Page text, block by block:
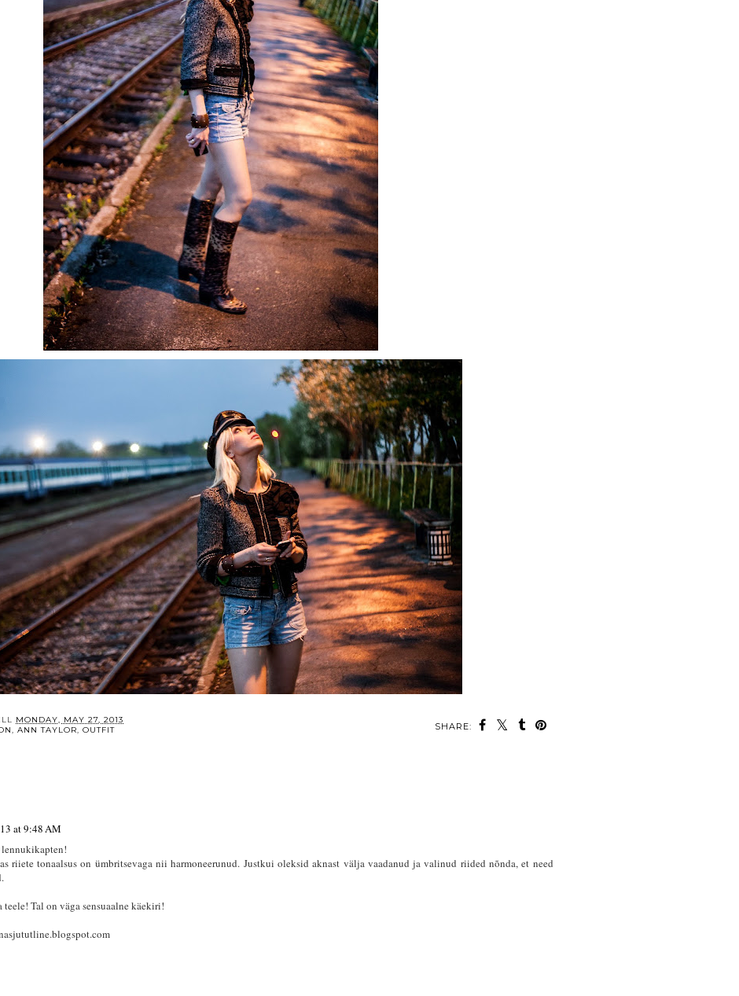
SHARE:
MONDAY, MAY 27, 2013
,ANN TAYLOR,OUTFIT
at 9:48 AM
riiete tonaalsus on ümbritsevaga nii harmoneerunud. Justkui oleksid aknast välja vaadanud ja valinud riided nõnda, et need
Tal on väga sensuaalne käekiri!